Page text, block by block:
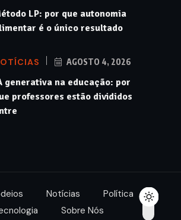
LP: por que autonomia
é o único resultado
AGOSTO 4, 2026
generativa na educação: por
professores estão divididos
Notícias
Política
Sobre Nós